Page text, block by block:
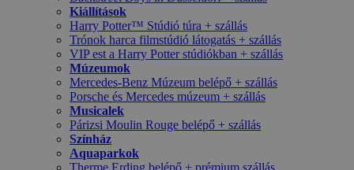
Kiállítások
Harry Potter™ Stúdió túra + szállás
Trónok harca filmstúdió látogatás + szállás
VIP est a Harry Potter stúdiókban + szállás
Múzeumok
Mercedes-Benz Múzeum belépő + szállás
Porsche és Mercedes múzeum + szállás
Musicalek
Párizsi Moulin Rouge belépő + szállás
Színház
Aquaparkok